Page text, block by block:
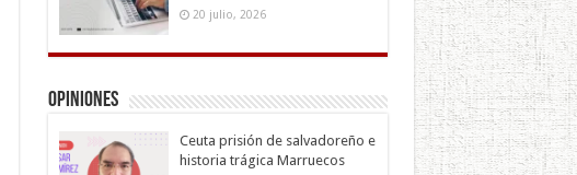
20 julio, 2026
Opiniones
Ceuta prisión de salvadoreño e
historia trágica Marruecos